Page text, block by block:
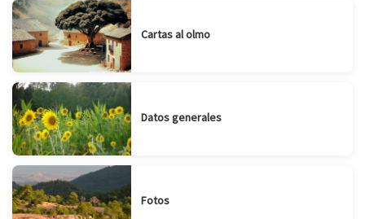
Cartas al olmo
Datos generales
Fotos